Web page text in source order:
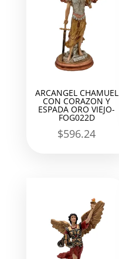
ARCANGEL CHAMUEL
CON CORAZON Y
ESPADA ORO VIEJO-
FOG022D
$596.24